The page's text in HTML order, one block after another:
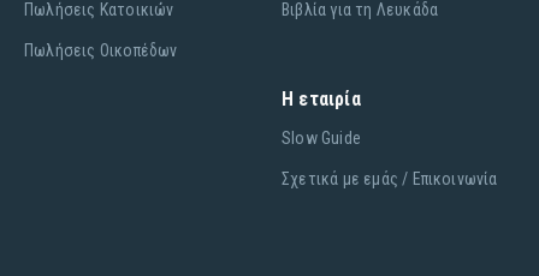
Πωλήσεις Κατοικιών
Πωλήσεις Οικοπέδων
Βιβλία για τη Λευκάδα
Η εταιρία
Slow Guide
Σχετικά με εμάς / Επικοινωνία